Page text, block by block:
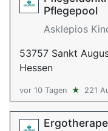
Pflegepool
Asklepios
53757 Sankt
Hessen
vor 10 Tagen ★ 221